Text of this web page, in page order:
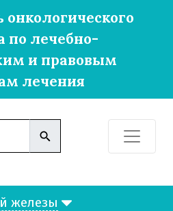
онкологического
по лечебно-
и правовым
лечения
железы